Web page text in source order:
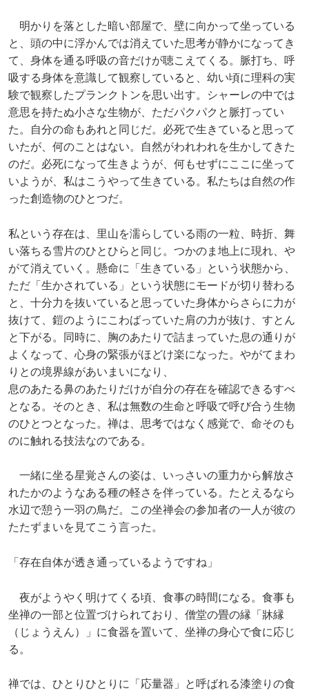
明かりを落とした暗い部屋で、壁に向かって坐っている
と、頭の中に浮かんでは消えていた思考が静かになってき
て、身体を通る呼吸の音だけが聴こえてくる。脈打ち、呼
吸する身体を意識して観察していると、幼い頃に理科の実
験で観察したプランクトンを思い出す。シャーレの中では
意思を持たぬ小さな生物が、ただパクパクと脈打ってい
た。自分の命もあれと同じだ。必死で生きていると思って
いたが、何のことはない。自然がわれわれを生かしてきた
のだ。必死になって生きようが、何もせずにここに坐って
いようが、私はこうやって生きている。私たちは自然の作
った創造物のひとつだ。
私という存在は、里山を濡らしている雨の一粒、時折、舞
い落ちる雪片のひとひらと同じ。つかのま地上に現れ、や
がて消えていく。懸命に「生きている」という状態から、
ただ「生かされている」という状態にモードが切り替わる
と、十分力を抜いていると思っていた身体からさらに力が
抜けて、鎧のようにこわばっていた肩の力が抜け、すとん
と下がる。同時に、胸のあたりで詰まっていた息の通りが
よくなって、心身の緊張がほどけ楽になった。やがてまわ
りとの境界線があいまいになり、
息のあたる鼻のあたりだけが自分の存在を確認できるすべ
となる。そのとき、私は無数の生命と呼吸で呼び合う生物
のひとつとなった。禅は、思考ではなく感覚で、命そのも
のに触れる技法なのである。
一緒に坐る星覚さんの姿は、いっさいの重力から解放さ
れたかのようなある種の軽さを伴っている。たとえるなら
水辺で憩う一羽の鳥だ。この坐禅会の参加者の一人が彼の
たたずまいを見てこう言った。
「存在自体が透き通っているようですね」
夜がようやく明けてくる頃、食事の時間になる。食事も
坐禅の一部と位置づけられており、僧堂の畳の縁「牀縁
（じょうえん）」に食器を置いて、坐禅の身心で食に応じ
る。
禅では、ひとりひとりに「応量器」と呼ばれる漆塗りの食